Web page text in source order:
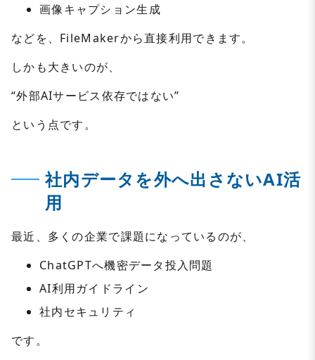
画像キャプション生成
などを、FileMakerから直接利用できます。
しかも大きいのが、
“外部AIサービス依存ではない”
という点です。
社内データを外へ出さないAI活
用
最近、多くの企業で課題になっているのが、
ChatGPTへ機密データ投入問題
AI利用ガイドライン
社内セキュリティ
です。